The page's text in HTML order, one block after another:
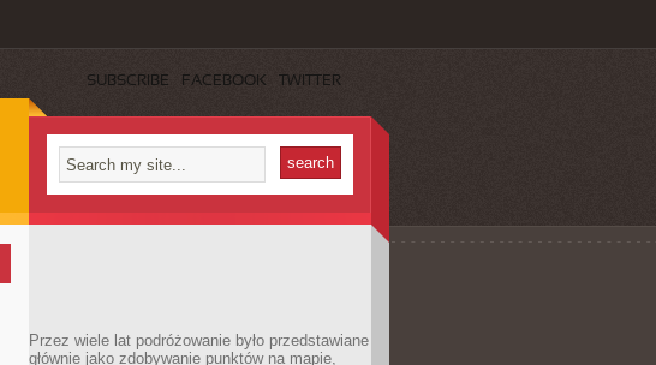
SUBSCRIBE FACEBOOK TWITTER
Przez wiele lat podróżowanie było przedstawiane
głównie jako zdobywanie punktów na mapie,